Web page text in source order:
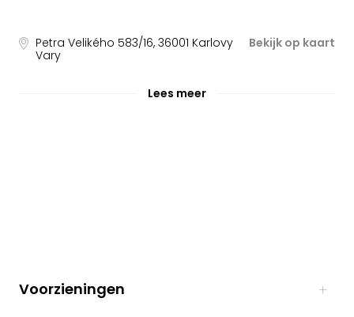
Petra Velikého 583/16, 36001 Karlovy
Vary
Bekijk op kaart
Lees meer
Voorzieningen